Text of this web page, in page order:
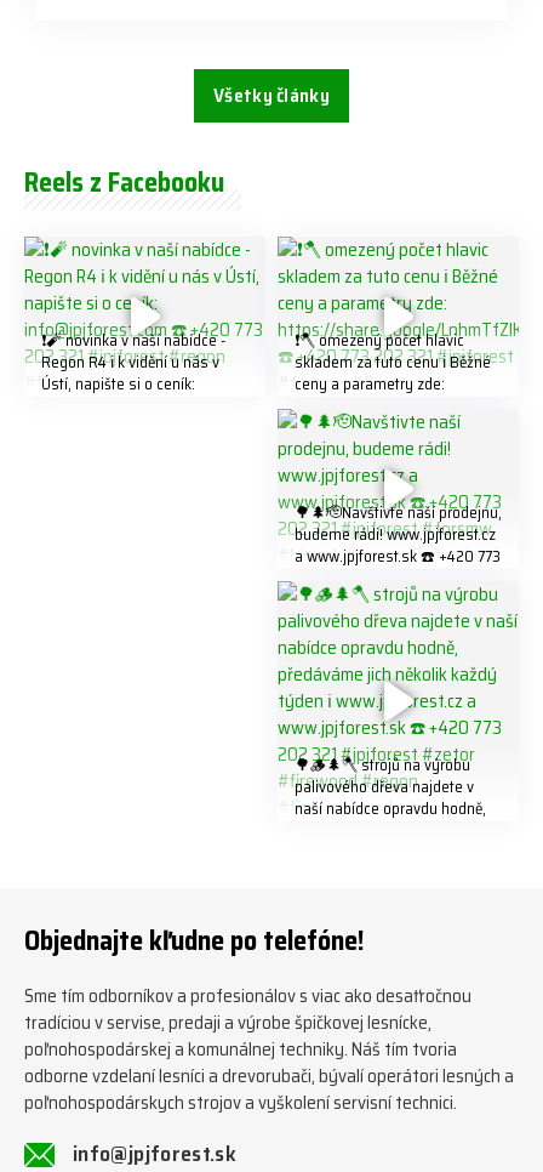
Všetky články
Reels z Facebooku
❗️🧨 novinka v naší nabídce -
Regon R4 ℹ️ k vidění u nás v
Ústí, napište si o ceník:
❗️🪓 omezený počet hlavic
skladem za tuto cenu ℹ️ Běžné
ceny a parametry zde:
K8W5t7i6o ☎️ +420 773 202
321 #jpjforest #forsmw
#firewood #
🌳🌲🫡Navštivte naší prodejnu,
budeme rádi! www.jpjforest.cz
a www.jpjforest.sk ☎️ +420 773
#biojack #regon #vahvajussi
🌳🪵🌲🪓 strojů na výrobu
palivového dřeva najdete v
naší nabídce opravdu hodně,
#firewoodproduction
Objednajte kľudne po telefóne!
Sme tím odborníkov a profesionálov s viac ako desaťročnou
tradíciou v servise, predaji a výrobe špičkovej lesnícke,
poľnohospodárskej a komunálnej techniky. Náš tím tvoria
odborne vzdelaní lesníci a drevorubači, bývalí operátori lesných a
poľnohospodárskych strojov a vyškolení servisní technici.
info@jpjforest.sk